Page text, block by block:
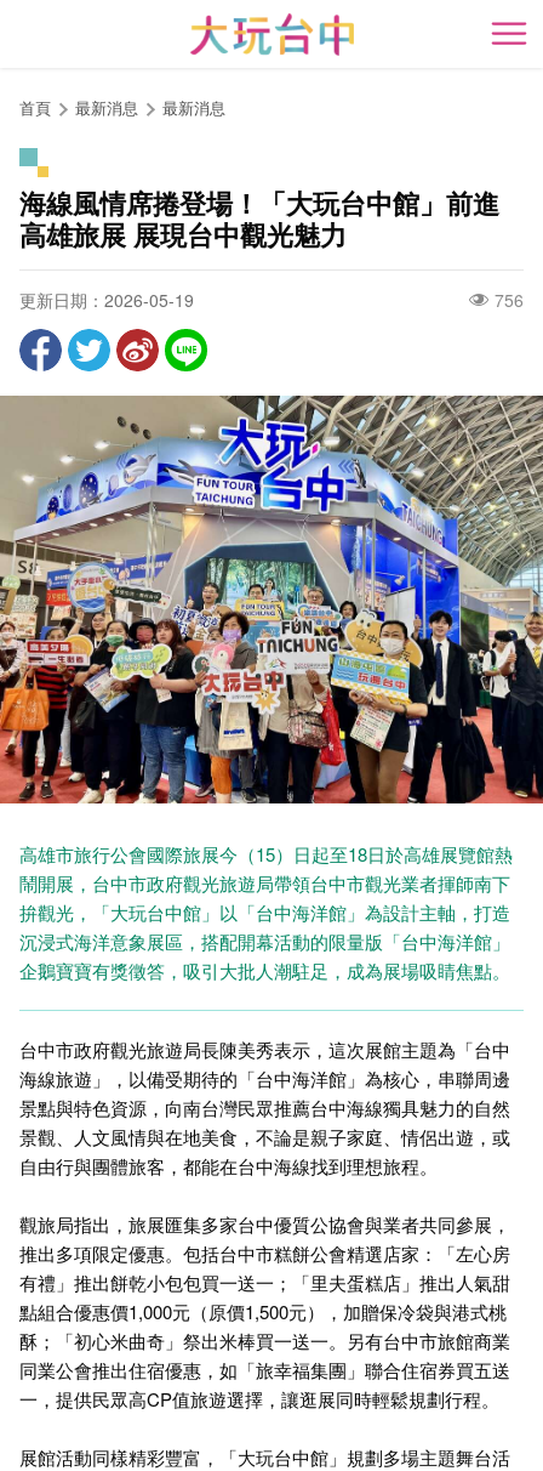
開
首頁 最新消息 最新消息
海線風情席捲登場！「大玩台中館」前進
高雄旅展 展現台中觀光魅力
更新日期：2026-05-19 756
高雄市旅行公會國際旅展今（15）日起至18日於高雄展覽館熱
鬧開展，台中市政府觀光旅遊局帶領台中市觀光業者揮師南下
拚觀光，「大玩台中館」以「台中海洋館」為設計主軸，打造
沉浸式海洋意象展區，搭配開幕活動的限量版「台中海洋館」
企鵝寶寶有獎徵答，吸引大批人潮駐足，成為展場吸睛焦點。
台中市政府觀光旅遊局長陳美秀表示，這次展館主題為「台中
海線旅遊」，以備受期待的「台中海洋館」為核心，串聯周邊
景點與特色資源，向南台灣民眾推薦台中海線獨具魅力的自然
景觀、人文風情與在地美食，不論是親子家庭、情侶出遊，或
自由行與團體旅客，都能在台中海線找到理想旅程。
觀旅局指出，旅展匯集多家台中優質公協會與業者共同參展，
推出多項限定優惠。包括台中市糕餅公會精選店家：「左心房
有禮」推出餅乾小包包買一送一；「里夫蛋糕店」推出人氣甜
點組合優惠價1,000元（原價1,500元），加贈保冷袋與港式桃
酥；「初心米曲奇」祭出米棒買一送一。另有台中市旅館商業
同業公會推出住宿優惠，如「旅幸福集團」聯合住宿券買五送
一，提供民眾高CP值旅遊選擇，讓逛展同時輕鬆規劃行程。
展館活動同樣精彩豐富，「大玩台中館」規劃多場主題舞台活